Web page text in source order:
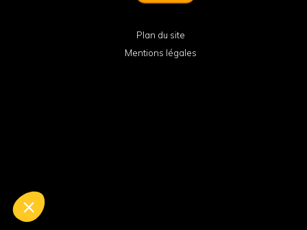
Plan du site
Mentions légales